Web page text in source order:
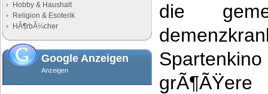
Hobby & Haushalt
Religion & Esoterik
HÃ¶rbÃ¼cher
Google Anzeigen
Anzeigen
die